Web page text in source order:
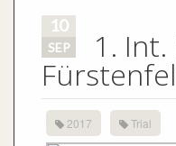
10
SEP 1. Int.
2017 Trial